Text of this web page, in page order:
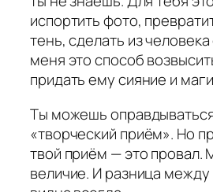
испортить фото,
тень, сделать из
меня это способ
придать ему сияние и
Ты можешь
«творческий приём». Но
твой приём — это провал.
величие. И разница